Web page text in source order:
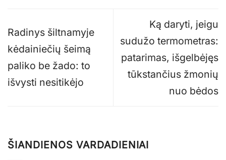
Radinys šiltnamyje
kėdainiečių šeimą
paliko be žado: to
išvysti nesitikėjo
Ką daryti, jeigu
sudužo termometras:
patarimas, išgelbėjęs
tūkstančius žmonių
nuo bėdos
ŠIANDIENOS VARDADIENIAI